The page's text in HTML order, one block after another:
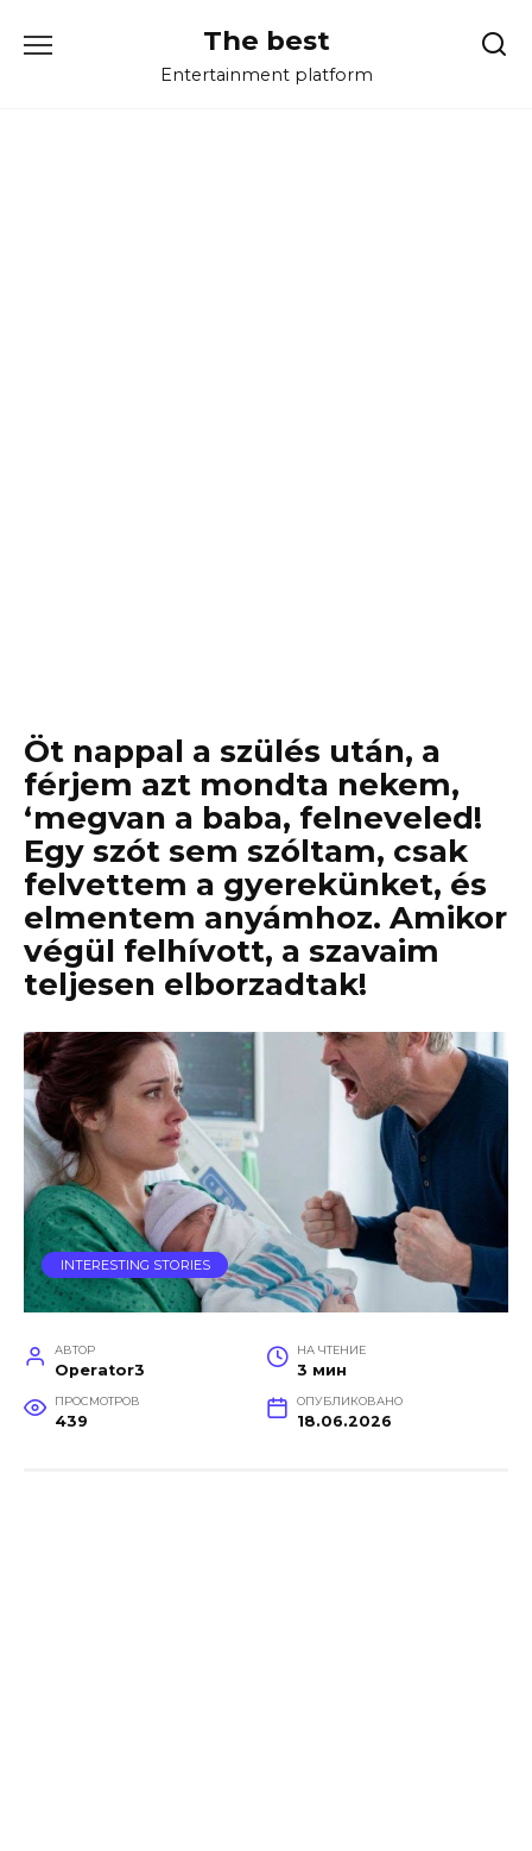
The best
Entertainment platform
Öt nappal a szülés után, a
férjem azt mondta nekem,
‘megvan a baba, felneveled!
Egy szót sem szóltam, csak
felvettem a gyerekünket, és
elmentem anyámhoz. Amikor
végül felhívott, a szavaim
teljesen elborzadtak!
INTERESTING STORIES
АВТОР
Operator3
НА ЧТЕНИЕ
3 мин
ПРОСМОТРОВ
439
ОПУБЛИКОВАНО
18.06.2026